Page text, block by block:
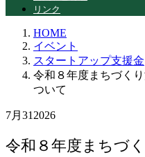
リンク
HOME
イベント
スタートアップ支援金
令和８年度まちづく
ついて
7月 31 2026
令和８年度まちづ